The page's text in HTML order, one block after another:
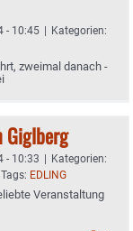
- 10:45 | Kategorien:
zweimal danach -
Giglberg
- 10:33 | Kategorien:
Tags: EDLING
Veranstaltung